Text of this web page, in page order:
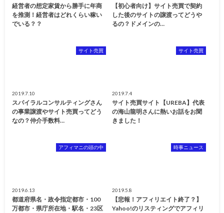
経営者の想定家賃から勝手に年商
を推測！経営者はどれくらい稼い
でいる？？
【初心者向け】サイト売買で契約
した後のサイトの譲渡ってどうや
るの？ドメインの…
サイト売買
2019.7.10
スパイラルコンサルティングさん
の事業譲渡やサイト売買ってどう
なの？仲介手数料…
サイト売買
2019.7.4
サイト売買サイト【UREBA】代表
の海山龍明さんに熱いお話をお聞
きました！
アフィマニの頭の中
2019.6.13
都道府県名・政令指定都市・100
万都市・県庁所在地・駅名・23区
時事ニュース
2019.5.8
【悲報！アフィリエイト終了？】
Yahoo!のリスティングでアフィリ